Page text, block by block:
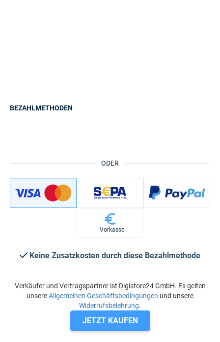
ODER
BEZAHLMETHODEN
Vorkasse
Keine Zusatzkosten durch diese Bezahlmethode
Verkäufer und Vertragspartner ist Digistore24 GmbH. Es gelten
unsereAllgemeinen Geschäftsbedingungen und unsere
Widerrufsbelehrung.
JETZT KAUFEN